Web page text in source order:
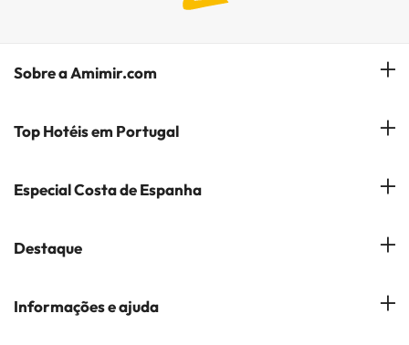
Sobre a Amimir.com
Quem somos?
Subscreva a nossa Newsletter
Top Hotéis em Portugal
Hóteis em Lisboa
Hotéis em Coimbra
Especial Costa de Espanha
Costa del Sol
Costa Brava
Destaque
Hotéis em Cidades Populares
Informações e ajuda